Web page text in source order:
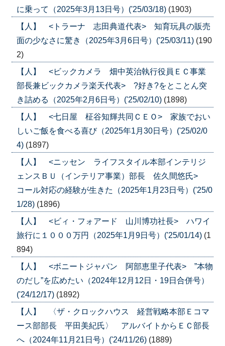
に乗って（2025年3月13日号）('25/03/18) (1903)
【人】 <トラーナ 志田典道代表> 知育玩具の販売
面の少なさに驚き（2025年3月6日号）('25/03/11) (190
2)
【人】 <ビックカメラ 畑中英治執行役員ＥＣ事業
部長兼ビックカメラ楽天代表> ?好き?をとことん突
き詰める（2025年2月6日号）('25/02/10) (1898)
【人】 <七日屋 柾谷知輝共同ＣＥＯ> 家族でおい
しいご飯を食べる喜び（2025年1月30日号）('25/02/0
4) (1897)
【人】 <ニッセン ライフスタイル本部インテリジ
ェンスＢＵ（インテリア事業）部長 佐久間悠氏>
コール対応の経験が生きた（2025年1月23日号）('25/0
1/28) (1896)
【人】 <ビィ・フォアード 山川博功社長> ハワイ
旅行に１０００万円（2025年1月9日号）('25/01/14) (1
894)
【人】 <ボニートジャパン 阿部恵里子代表> ”本物
のだし”を広めたい（2024年12月12日・19日合併号）
('24/12/17) (1892)
【人】 〈ザ・クロックハウス 経営戦略本部Ｅコマ
ース部部長 平田美紀氏〉 アルバイトからＥＣ部長
へ（2024年11月21日号）('24/11/26) (1889)